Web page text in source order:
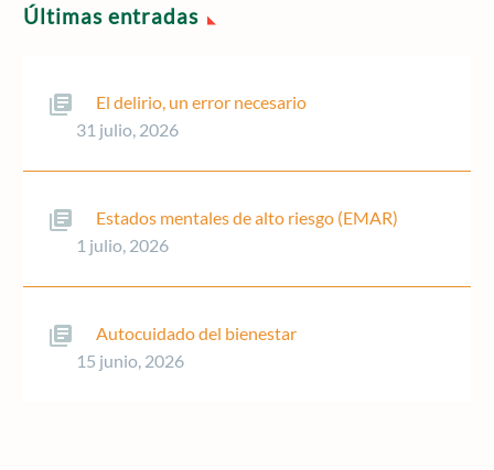
Últimas entradas
El delirio, un error necesario
31 julio, 2026
Estados mentales de alto riesgo (EMAR)
1 julio, 2026
Autocuidado del bienestar
15 junio, 2026